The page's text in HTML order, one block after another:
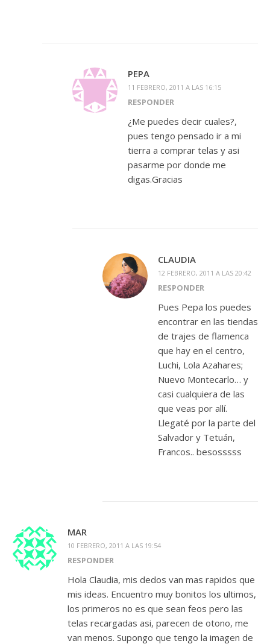
PEPA
11 FEBRERO, 2011 A LAS 16:15
RESPONDER
¿Me puedes decir cuales?,
pues tengo pensado ir a mi
tierra a comprar telas y asi
pasarme por donde me
digas.Gracias
CLAUDIA
12 FEBRERO, 2011 A LAS 20:42
RESPONDER
Pues Pepa los puedes
encontrar en las tiendas
de trajes de flamenca
que hay en el centro,
Luchi, Lola Azahares;
Nuevo Montecarlo… y
casi cualquiera de las
que veas por allí.
Llegaté por la parte del
Salvador y Tetuán,
Francos.. besosssss
MAR
10 FEBRERO, 2011 A LAS 19:54
RESPONDER
Hola Claudia, mis dedos van mas rapidos que
mis ideas. Encuentro muy bonitos los ultimos,
los primeros no es que sean feos pero las
telas recargadas asi, parecen de otono, me
van menos. Supongo que tengo la imagen de